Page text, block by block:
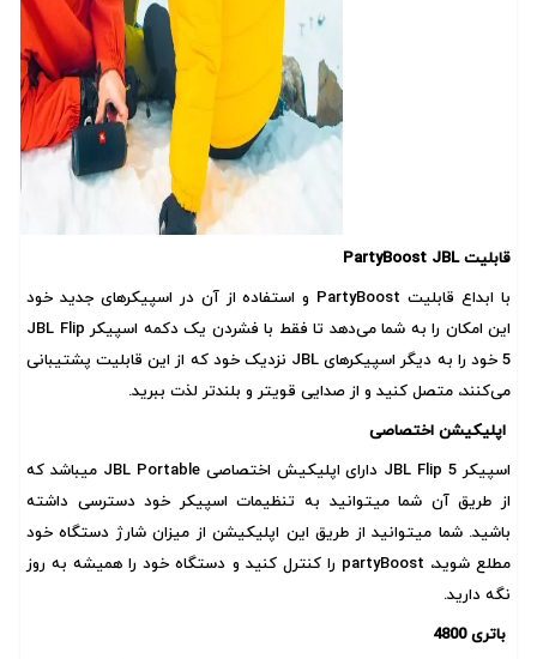
قابلیت PartyBoost JBL
با ابداع قابلیت PartyBoost و استفاده از آن در اسپیکرهای جدید خود
این امکان را به شما می‌دهد تا فقط با فشردن یک دکمه اسپیکر JBL Flip
5 خود را به دیگر اسپیکرهای JBL نزدیک خود که از این قابلیت پشتیبانی
می‌کنند، متصل کنید و از صدایی قویتر و بلندتر لذت ببرید.
اپلیکیشن اختصاصی
اسپیکر JBL Flip 5 دارای اپلیکیش اختصاصی JBL Portable میباشد که
از طریق آن شما میتوانید به تنظیمات اسپیکر خود دسترسی داشته
باشید. شما میتوانید از طریق این اپلیکیشن از میزان شارژ دستگاه خود
مطلع شوید، partyBoost را کنترل کنید و دستگاه خود را همیشه به روز
نگه دارید.
باتری 4800